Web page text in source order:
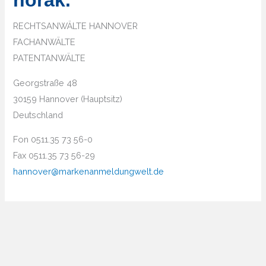
RECHTSANWÄLTE HANNOVER
FACHANWÄLTE
PATENTANWÄLTE
Georgstraße 48
30159 Hannover (Hauptsitz)
Deutschland
Fon 0511.35 73 56-0
Fax 0511.35 73 56-29
hannover@markenanmeldungwelt.de